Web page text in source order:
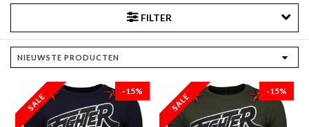
FILTER
-15% -15%